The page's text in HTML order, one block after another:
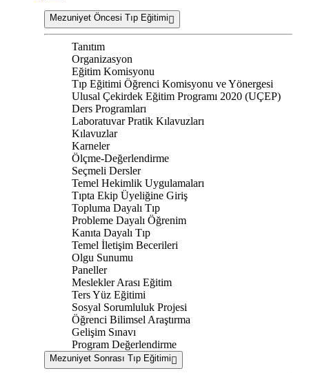
Mezuniyet Öncesi Tıp Eğitimi
Tanıtım
Organizasyon
Eğitim Komisyonu
Tıp Eğitimi Öğrenci Komisyonu ve Yönergesi
Ulusal Çekirdek Eğitim Programı 2020 (UÇEP)
Ders Programları
Laboratuvar Pratik Kılavuzları
Kılavuzlar
Karneler
Ölçme-Değerlendirme
Seçmeli Dersler
Temel Hekimlik Uygulamaları
Tıpta Ekip Üyeliğine Giriş
Topluma Dayalı Tıp
Probleme Dayalı Öğrenim
Kanıta Dayalı Tıp
Temel İletişim Becerileri
Olgu Sunumu
Paneller
Meslekler Arası Eğitim
Ters Yüz Eğitimi
Sosyal Sorumluluk Projesi
Öğrenci Bilimsel Araştırma
Gelişim Sınavı
Program Değerlendirme
Mezuniyet Sonrası Tıp Eğitimi